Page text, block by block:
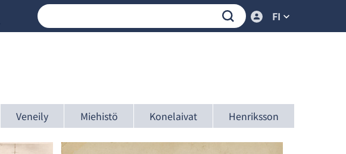
FI
Veneily Miehistö Konelaivat Henriksson